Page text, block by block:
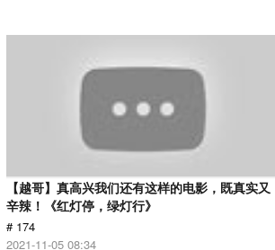
【越哥】真高兴我们还有这样的电影，既真实又
辛辣！《红灯停，绿灯行》
# 174
2021-11-05 08:34